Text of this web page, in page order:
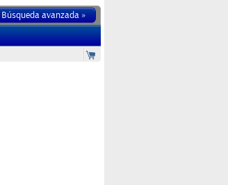
Búsqueda avanzada »